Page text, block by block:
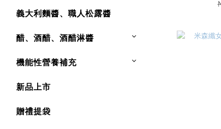
義大利麵醬、職人松露醬
醋、酒醋、酒醋淋醬
機能性營養補充
新品上市
贈禮提袋